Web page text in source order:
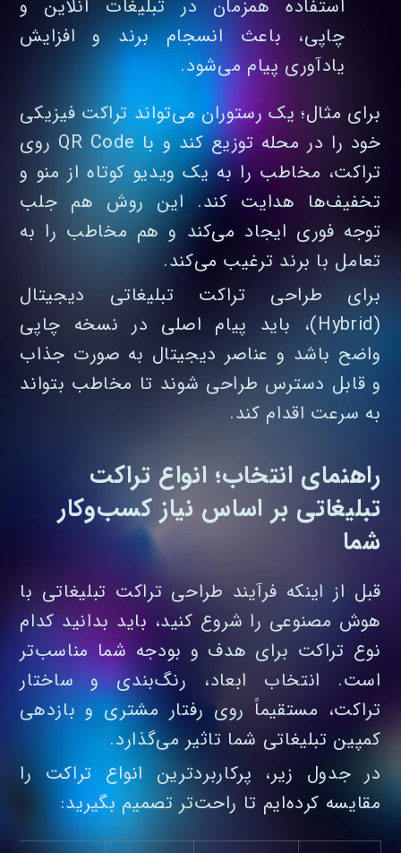
استفاده همزمان در تبلیغات آنلاین و
چاپی، باعث انسجام برند و افزایش
یادآوری پیام می‌شود.
برای مثال؛ یک رستوران می‌تواند تراکت فیزیکی
خود را در محله توزیع کند و با QR Code روی
تراکت، مخاطب را به یک ویدیو کوتاه از منو و
تخفیف‌ها هدایت کند. این روش هم جلب
توجه فوری ایجاد می‌کند و هم مخاطب را به
تعامل با برند ترغیب می‌کند.
برای طراحی تراکت تبلیغاتی دیجیتال
(Hybrid)، باید پیام اصلی در نسخه چاپی
واضح باشد و عناصر دیجیتال به صورت جذاب
و قابل دسترس طراحی شوند تا مخاطب بتواند
به سرعت اقدام کند.
راهنمای انتخاب؛ انواع تراکت
تبلیغاتی بر اساس نیاز کسب‌وکار
شما
قبل از اینکه فرآیند طراحی تراکت تبلیغاتی با
هوش مصنوعی را شروع کنید، باید بدانید کدام
نوع تراکت برای هدف و بودجه شما مناسب‌تر
است. انتخاب ابعاد، رنگ‌بندی و ساختار
تراکت، مستقیماً روی رفتار مشتری و بازدهی
کمپین تبلیغاتی شما تاثیر می‌گذارد.
در جدول زیر، پرکاربردترین انواع تراکت را
مقایسه کرده‌ایم تا راحت‌تر تصمیم بگیرید: